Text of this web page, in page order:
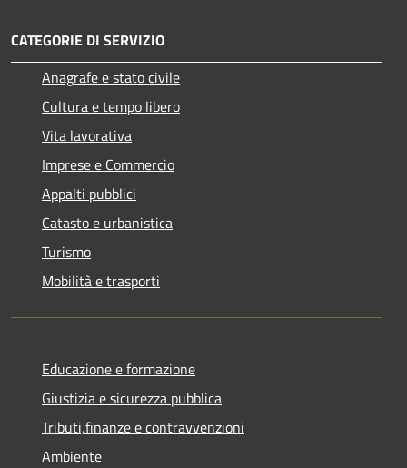
CATEGORIE DI SERVIZIO
Anagrafe e stato civile
Cultura e tempo libero
Vita lavorativa
Imprese e Commercio
Appalti pubblici
Catasto e urbanistica
Turismo
Mobilità e trasporti
Educazione e formazione
Giustizia e sicurezza pubblica
Tributi,finanze e contravvenzioni
Ambiente